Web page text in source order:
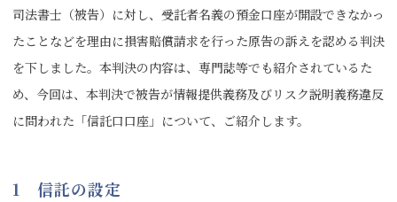
司法書士（被告）に対し、受託者名義の預金口座が開設できなかっ
たことなどを理由に損害賠償請求を行った原告の訴えを認める判決
を下しました。本判決の内容は、専門誌等でも紹介されているた
め、今回は、本判決で被告が情報提供義務及びリスク説明義務違反
に問われた「信託口口座」について、ご紹介します。
1 信託の設定